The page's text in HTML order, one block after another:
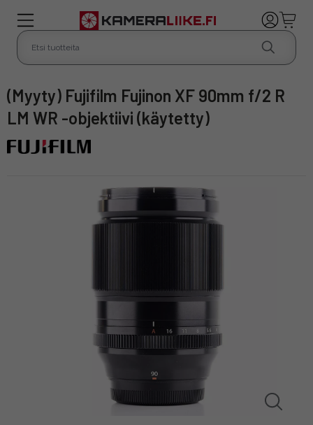
(Myyty) Fujifilm Fujinon XF 90mm f/2 R
LM WR -objektiivi (käytetty)